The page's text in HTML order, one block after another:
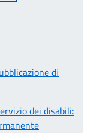
di
dei disabili: